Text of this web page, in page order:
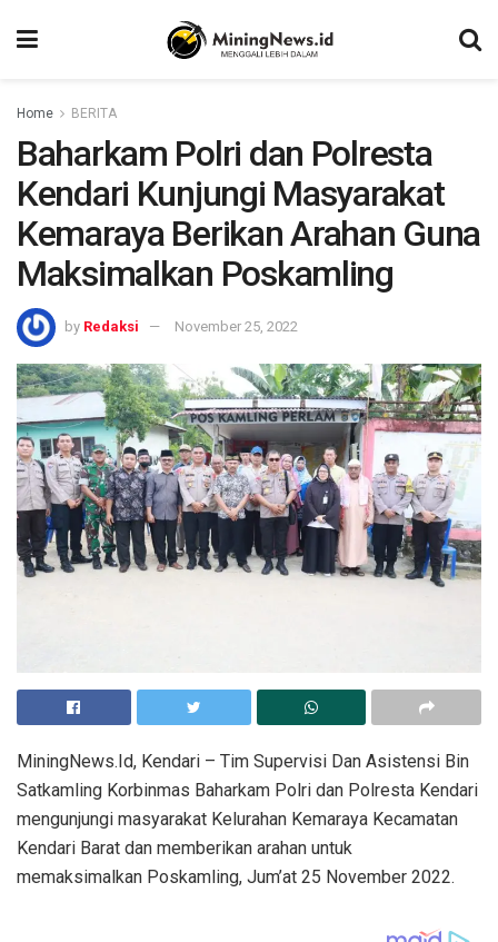
Home BERITA
Baharkam Polri dan Polresta
Kendari Kunjungi Masyarakat
Kemaraya Berikan Arahan Guna
Maksimalkan Poskamling
by Redaksi November 25, 2022
MiningNews.Id, Kendari – Tim Supervisi Dan Asistensi Bin
Satkamling Korbinmas Baharkam Polri dan Polresta Kendari
mengunjungi masyarakat Kelurahan Kemaraya Kecamatan
Kendari Barat dan memberikan arahan untuk
memaksimalkan Poskamling, Jum’at 25 November 2022.